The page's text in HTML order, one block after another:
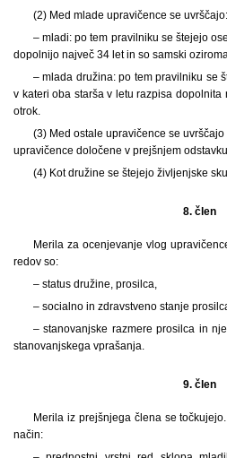
(2) Med mlade upravičence se uvrščajo:
– mladi: po tem pravilniku se štejejo
dopolnijo največ 34 let in so samski
– mlada družina: po tem pravilniku se
v kateri oba starša v letu razpisa
otrok.
(3) Med ostale upravičence se
upravičence določene v prejšnjem
(4) Kot družine se štejejo življenjske
8. člen
Merila za ocenjevanje vlog
redov so:
– status družine, prosilca,
– socialno in zdravstveno stanje
– stanovanjske razmere prosilca in
stanovanjskega vprašanja.
9. člen
Merila iz prejšnjega člena se
način: